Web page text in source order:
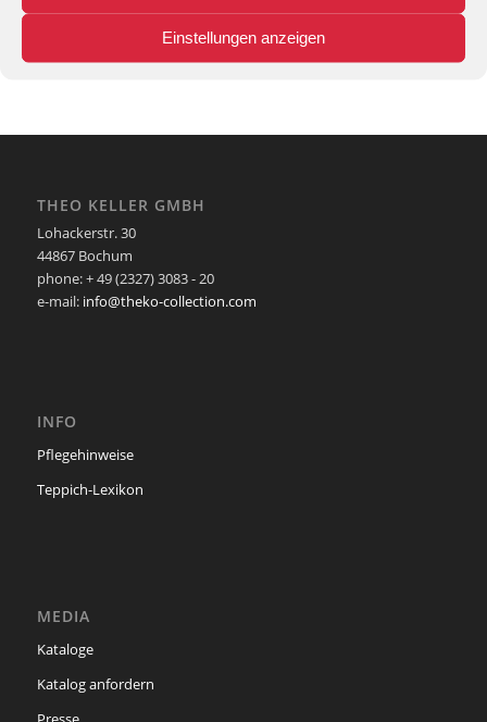
Einstellungen anzeigen
THEO KELLER GMBH
Lohackerstr. 30
44867 Bochum
phone: + 49 (2327) 3083 - 20
e-mail: info@theko-collection.com
INFO
Pflegehinweise
Teppich-Lexikon
MEDIA
Kataloge
Katalog anfordern